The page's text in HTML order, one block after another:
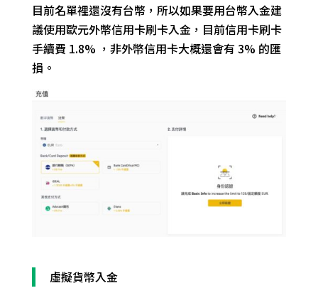
目前名單裡還沒有台幣，所以如果要用台幣入金建
議使用歐元外幣信用卡刷卡入金，目前信用卡刷卡
手續費 1.8% ，非外幣信用卡大概還會有 3% 的匯
損。
虛擬貨幣入金